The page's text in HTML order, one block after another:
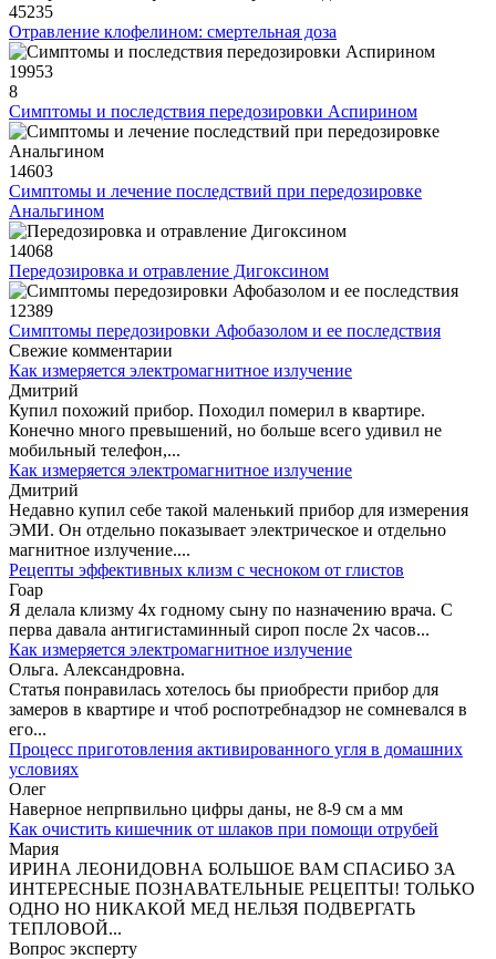
45235
Отравление клофелином: смертельная доза
19953
8
Симптомы и последствия передозировки Аспирином
14603
Симптомы и лечение последствий при передозировке
Анальгином
14068
Передозировка и отравление Дигоксином
12389
Симптомы передозировки Афобазолом и ее последствия
Свежие комментарии
Как измеряется электромагнитное излучение
Дмитрий
Купил похожий прибор. Походил померил в квартире.
Конечно много превышений, но больше всего удивил не
мобильный телефон,...
Как измеряется электромагнитное излучение
Дмитрий
Недавно купил себе такой маленький прибор для измерения
ЭМИ. Он отдельно показывает электрическое и отдельно
магнитное излучение....
Рецепты эффективных клизм с чесноком от глистов
Гоар
Я делала клизму 4х годному сыну по назначению врача. С
перва давала антигистаминный сироп после 2х часов...
Как измеряется электромагнитное излучение
Ольга. Александровна.
Статья понравилась хотелось бы приобрести прибор для
замеров в квартире и чтоб роспотребнадзор не сомневался в
его...
Процесс приготовления активированного угля в домашних
условиях
Олег
Наверное непрпвильно цифры даны, не 8-9 см а мм
Как очистить кишечник от шлаков при помощи отрубей
Мария
ИРИНА ЛЕОНИДОВНА БОЛЬШОЕ ВАМ СПАСИБО ЗА
ИНТЕРЕСНЫЕ ПОЗНАВАТЕЛЬНЫЕ РЕЦЕПТЫ! ТОЛЬКО
ОДНО НО НИКАКОЙ МЕД НЕЛЬЗЯ ПОДВЕРГАТЬ
ТЕПЛОВОЙ...
Вопрос эксперту